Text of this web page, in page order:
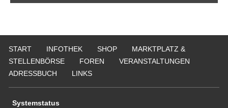
START INFOTHEK SHOP
MARKTPLATZ &
STELLENBÖRSE
FOREN
VERANSTALTUNGEN
ADRESSBUCH
LINKS
Systemstatus